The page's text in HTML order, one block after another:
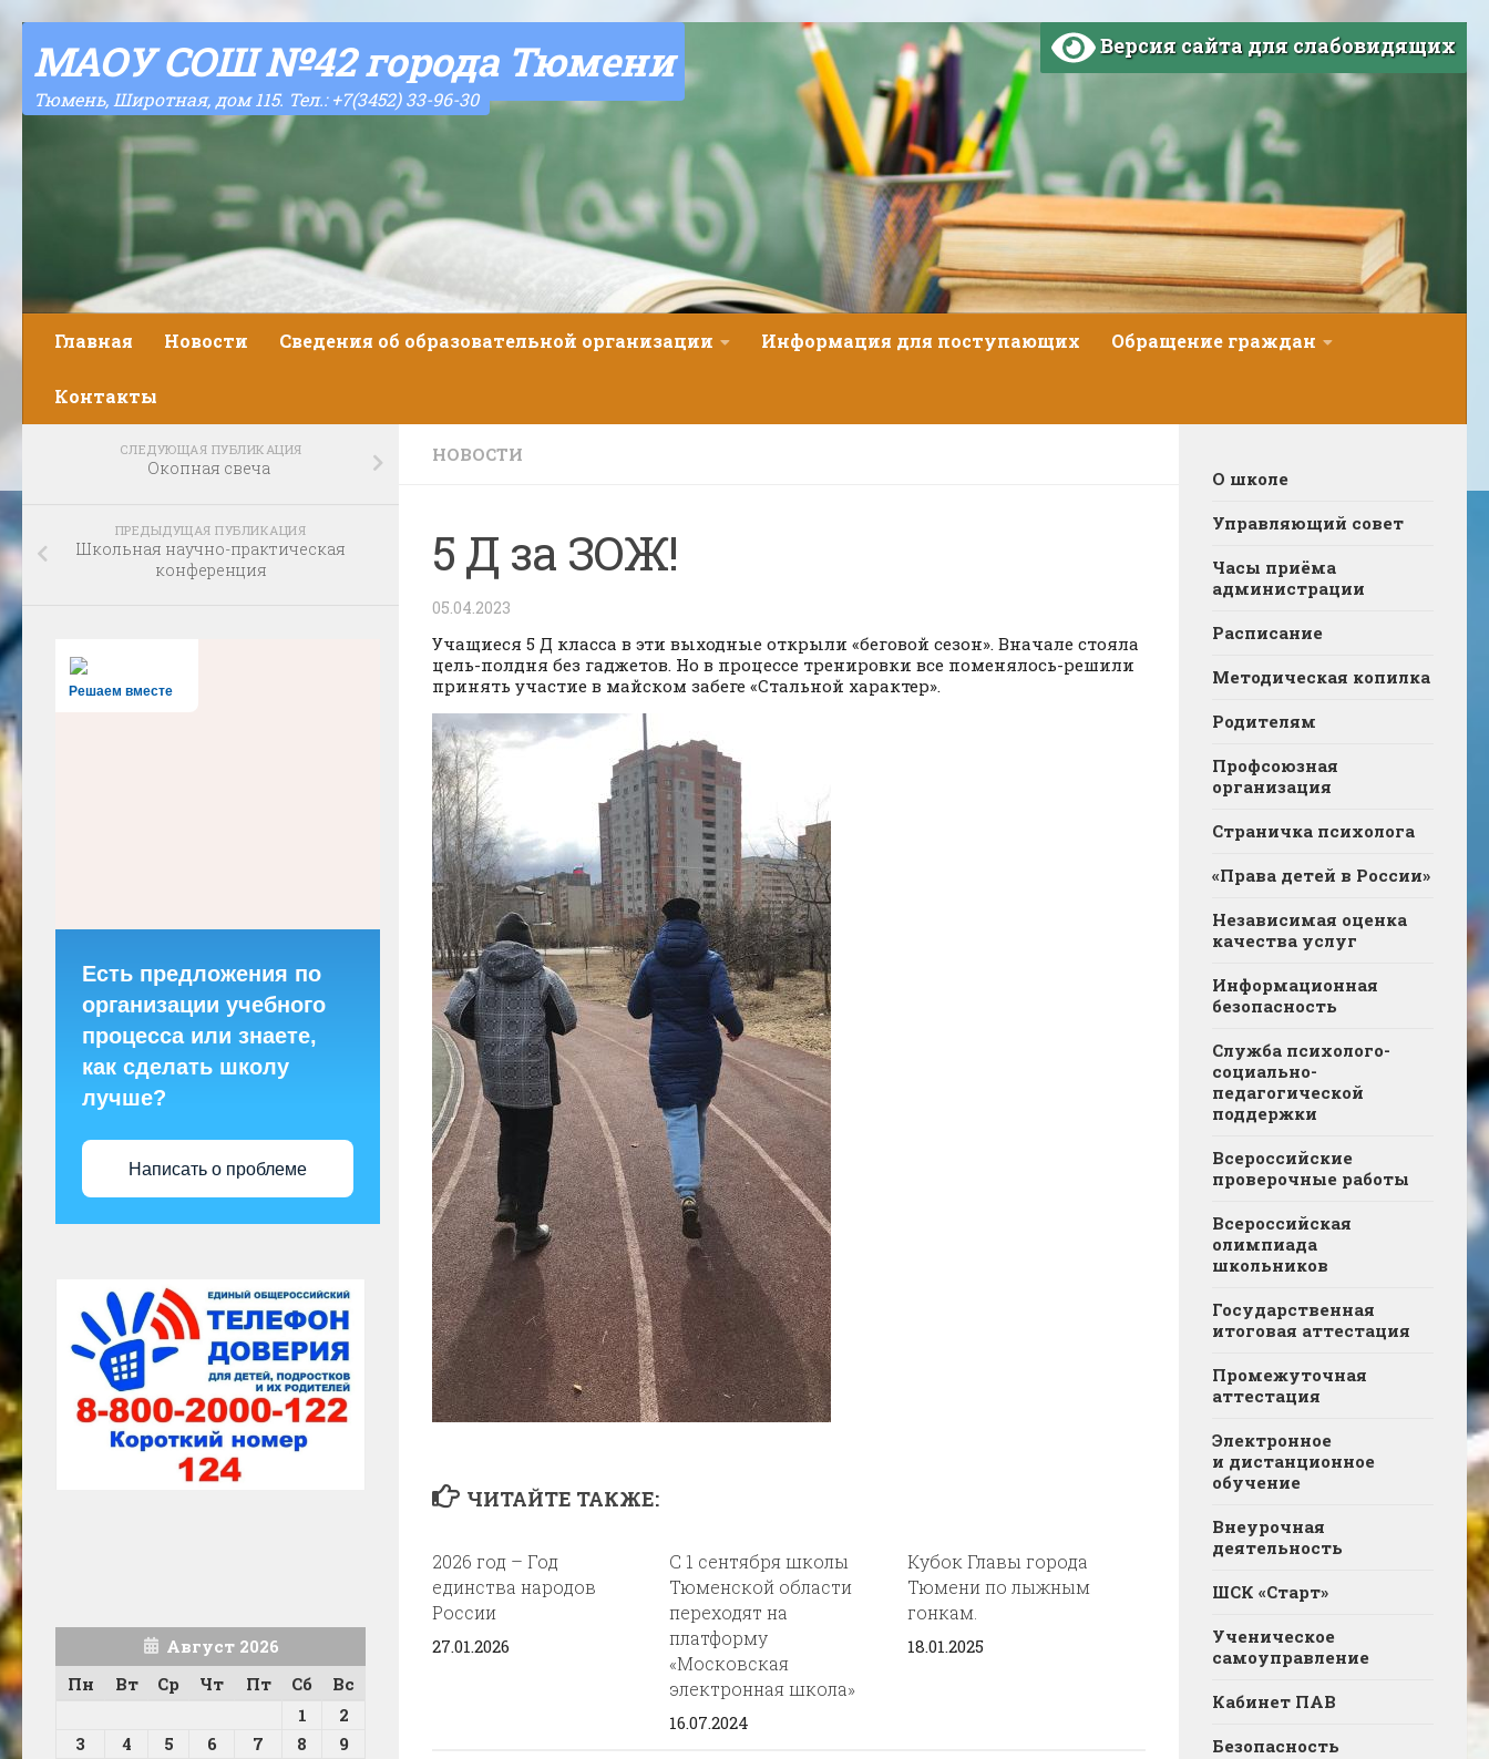
МАОУ СОШ №42 города Тюмени
Тюмень, Широтная, дом 115. Тел.: +7(3452) 33-96-30
Версия сайта для слабовидящих
Главная Новости Сведения об образовательной организации Информация для поступающих Обращение граждан
Контакты
НОВОСТИ
5 Д за ЗОЖ!
05.04.2023
Учащиеся 5 Д класса в эти выходные открыли «беговой сезон». Вначале стояла
цель-полдня без гаджетов. Но в процессе тренировки все поменялось-решили
принять участие в майском забеге «Стальной характер».
ЧИТАЙТЕ ТАКЖЕ:
2026 год – Год
единства народов
России
27.01.2026
С 1 сентября школы
Тюменской области
переходят на
платформу
«Московская
электронная школа»
16.07.2024
Кубок Главы города
Тюмени по лыжным
гонкам.
18.01.2025
СЛЕДУЮЩАЯ ПУБЛИКАЦИЯ
Окопная свеча
ПРЕДЫДУЩАЯ ПУБЛИКАЦИЯ
Школьная научно-практическая
конференция
Решаем вместе
Есть предложения по
организации учебного
процесса или знаете,
как сделать школу
лучше?
Написать о проблеме
Август 2026
Пн
Вт Ср Чт Пт Сб
Вс
1
2
3
4 5 6 7 8
9
О школе
Управляющий совет
Часы приёма
администрации
Расписание
Методическая копилка
Родителям
Профсоюзная
организация
Страничка психолога
«Права детей в России»
Независимая оценка
качества услуг
Информационная
безопасность
Служба психолого-
социально-
педагогической
поддержки
Всероссийские
проверочные работы
Всероссийская
олимпиада
школьников
Государственная
итоговая аттестация
Промежуточная
аттестация
Электронное
и дистанционное
обучение
Внеурочная
деятельность
ШСК «Старт»
Ученическое
самоуправление
Кабинет ПАВ
Безопасность